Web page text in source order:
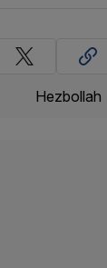
Hezbollah